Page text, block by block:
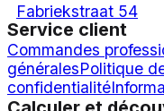
Fabriekstraat 54
Service client
Commandes
généralesPolitique
confidentialité